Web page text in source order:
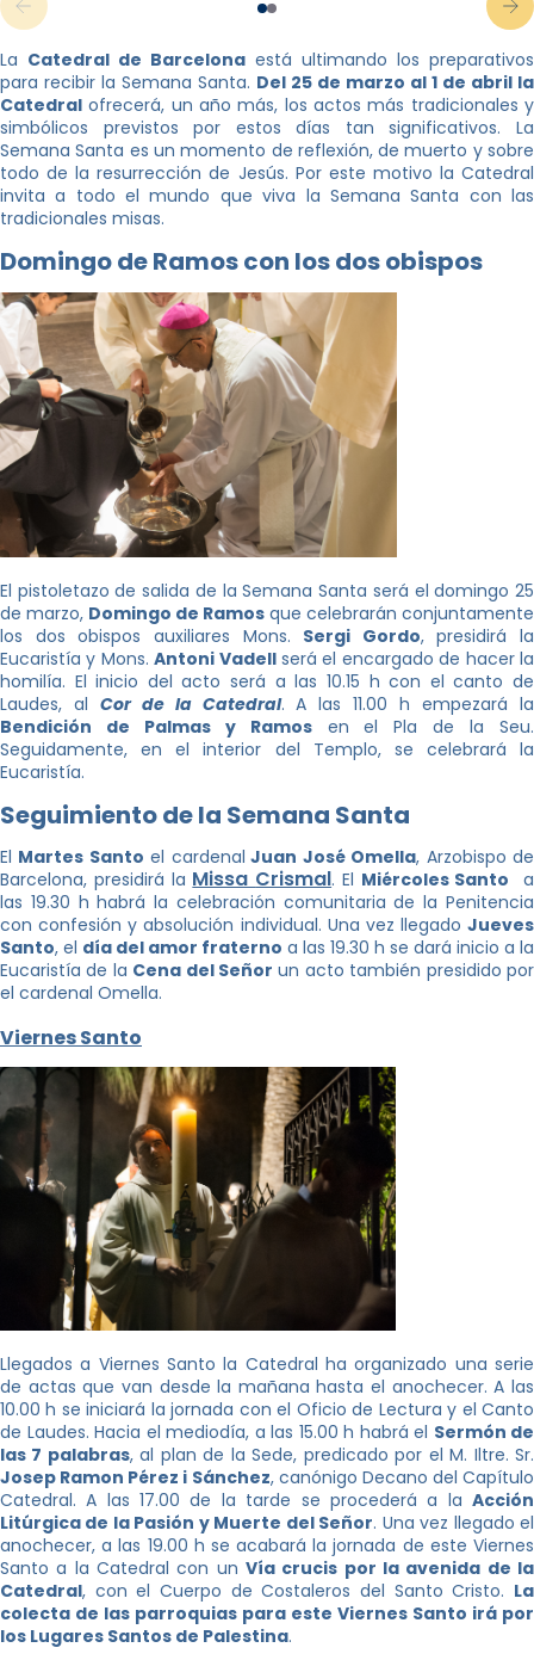
La Catedral de Barcelona está ultimando los preparativos
para recibir la Semana Santa. Del 25 de marzo al 1 de abril la
Catedral ofrecerá, un año más, los actos más tradicionales y
simbólicos previstos por estos días tan significativos. La
Semana Santa es un momento de reflexión, de muerto y sobre
todo de la resurrección de Jesús. Por este motivo la Catedral
invita a todo el mundo que viva la Semana Santa con las
tradicionales misas.
Domingo de Ramos con los dos obispos
El pistoletazo de salida de la Semana Santa será el domingo 25
de marzo, Domingo de Ramos que celebrarán conjuntamente
los dos obispos auxiliares Mons. Sergi Gordo, presidirá la
Eucaristía y Mons.Antoni Vadellserá el encargado de hacer la
homilía. El inicio del acto será a las 10.15 h con el canto de
Laudes, al Cor de la Catedral. A las 11.00 h empezará la
Bendición de Palmas y Ramosen el Pla de la Seu.
Seguidamente, en el interior del Templo, se celebrará la
Eucaristía.
Seguimiento de la Semana Santa
El Martes Santo el cardenal Juan José Omella, Arzobispo de
Barcelona, presidirá la Missa Crismal. El Miércoles Santo a
las 19.30 h habrá la celebración comunitaria de la Penitencia
con confesión y absolución individual. Una vez llegado Jueves
Santo, el día del amor fraterno a las 19.30 h se dará inicio a la
Eucaristía de la Cena del Señor un acto también presidido por
el cardenal Omella.
Viernes Santo
Llegados a Viernes Santo la Catedral ha organizado una serie
de actas que van desde la mañana hasta el anochecer. A las
10.00 h se iniciará la jornada con el Oficio de Lectura y el Canto
de Laudes. Hacia el mediodía, a las 15.00 h habrá el Sermón de
las 7 palabras, al plan de la Sede, predicado por el M. Iltre. Sr.
Josep Ramon Pérez i Sánchez, canónigo Decano del Capítulo
Catedral. A las 17.00 de la tarde se procederá a la Acción
Litúrgica de la Pasión y Muerte del Señor. Una vez llegado el
anochecer, a las 19.00 h se acabará la jornada de este Viernes
Santo a la Catedral con un Vía crucis por la avenida de la
Catedral, con el Cuerpo de Costaleros del Santo Cristo. La
colecta de las parroquias para este Viernes Santo irá por
los Lugares Santos de Palestina.